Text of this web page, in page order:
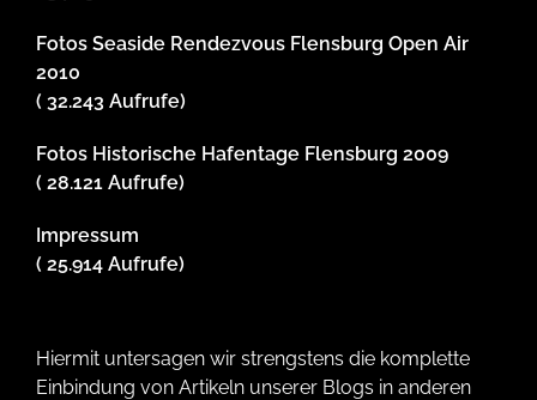
Fotos Seaside Rendezvous Flensburg Open Air
2010
( 32.243 Aufrufe)
Fotos Historische Hafentage Flensburg 2009
( 28.121 Aufrufe)
Impressum
( 25.914 Aufrufe)
Hiermit untersagen wir strengstens die komplette
Einbindung von Artikeln unserer Blogs in anderen